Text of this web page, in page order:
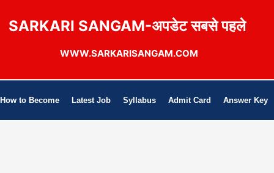
SARKARI SANGAM-अपडेट सबसे पहले
WWW.SARKARISANGAM.COM
How to Become Latest Job Syllabus Admit Card Answer Key